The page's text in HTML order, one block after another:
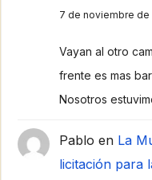
7 de noviembre de
Vayan al otro
frente es mas
Nosotros
Pablo en La
licitación para